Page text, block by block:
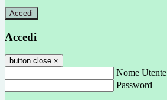
Accedi
Accedi
button close ×
Nome Utente
Password